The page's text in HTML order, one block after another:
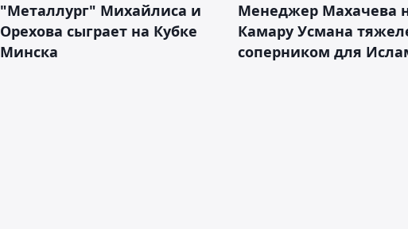
"Металлург" Михайлиса и
Орехова сыграет на Кубке
Минска
Менеджер Махачева
Камару Усмана
соперником для